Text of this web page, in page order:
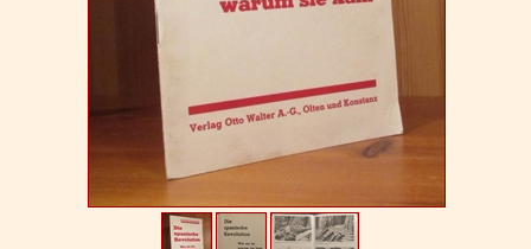
Geschäftsbedingungen